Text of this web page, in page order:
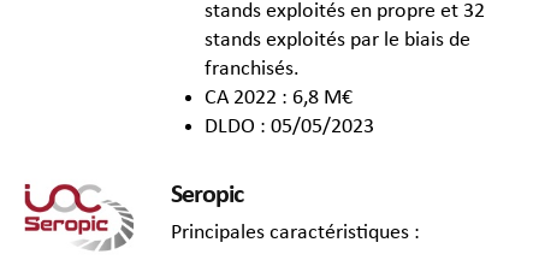
stands exploités en propre et 32
stands exploités par le biais de
franchisés.
CA 2022 : 6,8 M€
DLDO : 05/05/2023
Seropic
Principales caractéristiques :